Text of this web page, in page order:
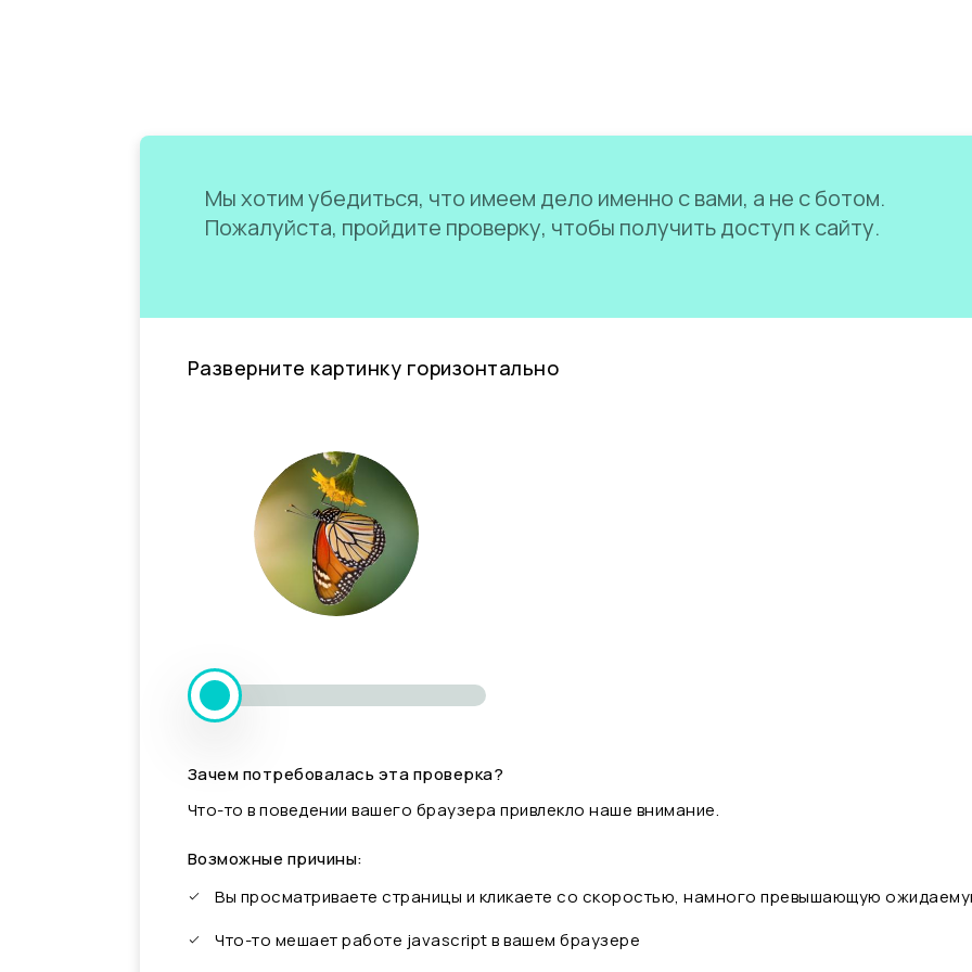
Мы хотим убедиться, что имеем дело именно с вами, а не с ботом.
Пожалуйста, пройдите проверку, чтобы получить доступ к сайту.
Разверните картинку горизонтально
Зачем потребовалась эта проверка?
Что-то в поведении вашего браузера привлекло наше внимание.
Возможные причины:
Вы просматриваете страницы и кликаете со скоростью, намного превышающую
Что-то мешает работе javascript в вашем браузере